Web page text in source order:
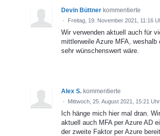
Devin Büttner kommentierte
· Freitag, 19. November 2021, 11:16
Wir verwenden aktuell auch für
mittlerweile Azure MFA, weshalb
sehr wünschenswert wäre.
Alex S. kommentierte
· Mittwoch, 25. August 2021, 15:21 Uhr
Ich hänge mich hier mal dran.
aktuell auch MFA per Azure AD
der zweite Faktor per Azure